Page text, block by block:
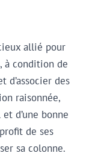
allié pour
à condition de
d’associer des
raisonnée,
d’une bonne
de ses
sa colonne.